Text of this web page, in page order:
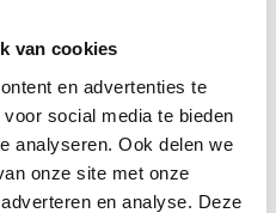
van cookies
en advertenties te
social media te bieden
analyseren. Ook delen we
onze site met onze
en analyse. Deze
Jacket
399,95
prijs
was:
€ 199,95
prijs
is: